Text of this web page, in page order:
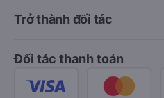
Trở thành đối tác
Đối tác thanh toán